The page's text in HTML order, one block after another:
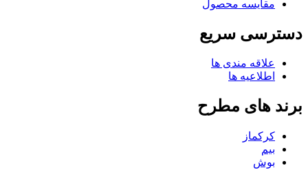
مقایسه محصول
دسترسی سریع
علاقه مندی ها
اطلاعیه ها
برند های مطرح
کرکماز
بیم
بوش